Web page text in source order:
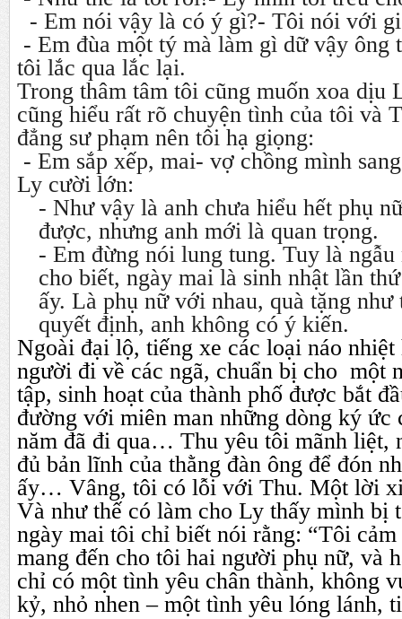
- Em nói vậy là có ý gì?- Tôi nói với
- Em đùa một tý mà làm gì dữ vậy ông
tôi lắc qua lắc lại.
Trong thâm tâm tôi cũng muốn xoa dịu
cũng hiểu rất rõ chuyện tình của tôi và
đẳng sư phạm nên tôi hạ giọng:
- Em sắp xếp, mai- vợ chồng mình
Ly cười lớn:
- Như vậy là anh chưa hiểu hết phụ
được, nhưng anh mới là quan trọng.
- Em đừng nói lung tung. Tuy là
cho biết, ngày mai là sinh nhật lần
ấy. Là phụ nữ với nhau, quà tặng như
quyết định, anh không có ý kiến.
Ngoài đại lộ, tiếng xe các loại náo
người đi về các ngã, chuẩn bị cho một
tập, sinh hoạt của thành phố được bắt
đường với miên man những dòng ký ức
năm đã đi qua… Thu yêu tôi mãnh liệt,
đủ bản lĩnh của thằng đàn ông để đón
ấy… Vâng, tôi có lỗi với Thu. Một lời
Và như thế có làm cho Ly thấy mình bị
ngày mai tôi chỉ biết nói rằng: “Tôi cảm
mang đến cho tôi hai người phụ nữ, và
chỉ có một tình yêu chân thành, không
kỷ, nhỏ nhen – một tình yêu lóng lánh,